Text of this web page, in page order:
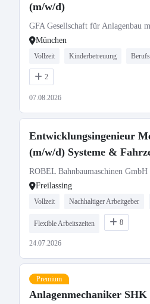
(m/w/d)
GFA Gesellschaft für Anlagenbau
München
Vollzeit Kinderbetreuung
2
07.08.2026
Entwicklungsingenieur
(m/w/d) Systeme &
ROBEL Bahnbaumaschinen GmbH
Freilassing
Vollzeit Nachhaltiger Arbeitgeber
Flexible Arbeitszeiten 8
24.07.2026
Premium
Anlagenmechaniker